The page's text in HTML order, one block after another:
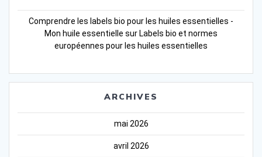
Comprendre les labels bio pour les huiles essentielles -
Mon huile essentielle sur Labels bio et normes
européennes pour les huiles essentielles
ARCHIVES
mai 2026
avril 2026